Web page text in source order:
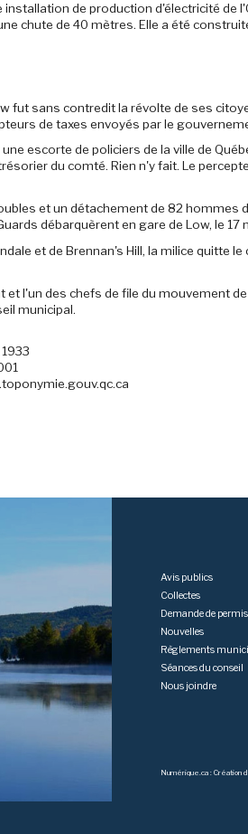
de production d'électricité de
chute de 40 mètres. Elle a été
fut sans contredit la révolte de ses
de taxes envoyés par le
escorte de policiers de la ville de
du comté. Rien n'y fait. Le
et un détachement de 82 hommes
débarquèrent en gare de Low, le 17
et de Brennan's Hill, la milice quitte le
l'un des chefs de file du mouvement
municipal.
Avis publics
Collectes
Demande de permis
Nouvelles
Règlements
Séances du conseil
Nous joindre
Numérique.ca: Création